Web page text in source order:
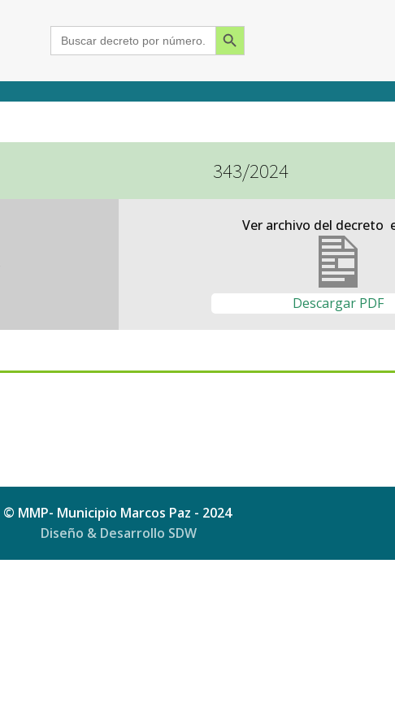
Search
for:
Search Button
2018
2017
2016
2015
343/2024
Ver archivo del decreto
Descargar PDF
© MMP- Municipio Marcos Paz - 2024
Diseño & Desarrollo SDW